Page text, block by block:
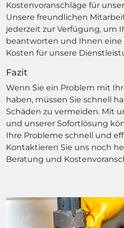
Kostenvoranschläge für
Unsere freundlichen
jederzeit zur Verfügung, um
beantworten und Ihnen
Kosten für unsere
Fazit
Wenn Sie ein Problem mit
haben, müssen Sie schnell
Schäden zu vermeiden. Mit
und unserer Sofortlösung
Ihre Probleme schnell und
Kontaktieren Sie uns noch
Beratung und